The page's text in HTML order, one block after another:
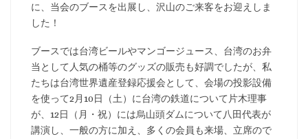
に、当会のブースを出展し、沢山のご来客をお迎えしま
した！
ブースでは台湾ビールやマンゴージュース、台湾のお弁
当として人気の桶等のグッズの販売も好調でしたが、私
たちは台湾世界遺産登録応援会として、会場の投影設備
を使って2月10日（土）に台湾の鉄道について片木理事
が、12日（月・祝）には烏山頭ダムについて八田代表が
講演し、一般の方に加え、多くの会員も来場、立席ので